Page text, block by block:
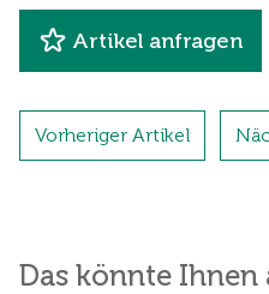
Artikel anfragen
Vorheriger Artikel
Das könnte